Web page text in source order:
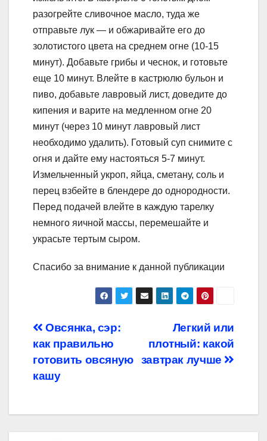
разогрейте сливочное масло, туда же
отправьте лук — и обжаривайте его до
золотистого цвета на среднем огне (10-15
минут). Добавьте грибы и чеснок, и готовьте
еще 10 минут. Влейте в кастрюлю бульон и
пиво, добавьте лавровый лист, доведите до
кипения и варите на медленном огне 20
минут (через 10 минут лавровый лист
необходимо удалить). Готовый суп снимите с
огня и дайте ему настояться 5-7 минут.
Измельченный укроп, яйца, сметану, соль и
перец взбейте в блендере до однородности.
Перед подачей влейте в каждую тарелку
немного яичной массы, перемешайте и
украсьте тертым сыром.
Спасибо за внимание к данной публикации
Навигация
по
записям
Легкий или
плотный: какой
завтрак лучше
Овсянка, сэр:
как правильно
готовить овсяную
кашу